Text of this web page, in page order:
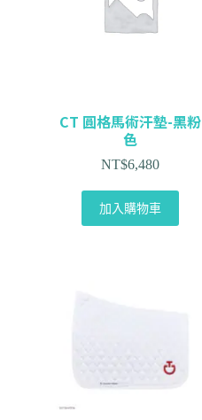
CT 圓格馬術汗墊-黑粉
色
NT$6,480
加入購物車